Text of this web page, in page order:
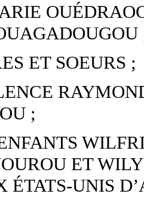
ET SOEURS ;
;
ET
ÉTATS-UNIS